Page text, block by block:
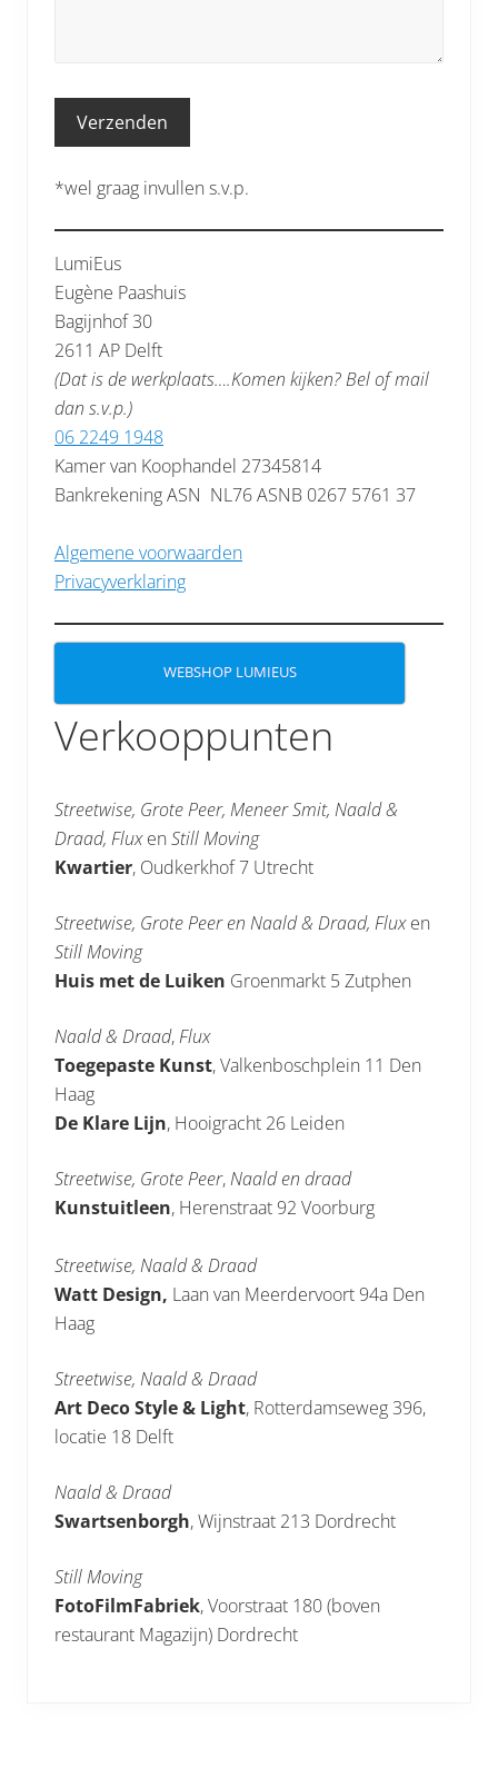
*wel graag invullen s.v.p.
LumiEus
Eugène Paashuis
Bagijnhof 30
2611 AP Delft
(Dat is de werkplaats….Komen kijken? Bel of mail
dan s.v.p.)
06 2249 1948
Kamer van Koophandel 27345814
Bankrekening ASN NL76 ASNB 0267 5761 37
Algemene voorwaarden
Privacyverklaring
WEBSHOP LUMIEUS
Verkooppunten
Streetwise, Grote Peer, Meneer Smit, Naald &
Draad, Fluxen Still Moving
Kwartier, Oudkerkhof 7 Utrecht
Streetwise, Grote Peer en Naald & Draad, Fluxen
Still Moving
Huis met de Luiken Groenmarkt 5 Zutphen
Naald & Draad,Flux
Toegepaste Kunst, Valkenboschplein 11 Den
Haag
De Klare Lijn, Hooigracht 26 Leiden
Streetwise, Grote Peer,Naald en draad
Kunstuitleen, Herenstraat 92 Voorburg
Streetwise, Naald & Draad
Watt Design, Laan van Meerdervoort 94a Den
Haag
Streetwise, Naald & Draad
Art Deco Style & Light, Rotterdamseweg 396,
locatie 18 Delft
Naald & Draad
Swartsenborgh, Wijnstraat 213 Dordrecht
Still Moving
FotoFilmFabriek, Voorstraat 180 (boven
restaurant Magazijn) Dordrecht